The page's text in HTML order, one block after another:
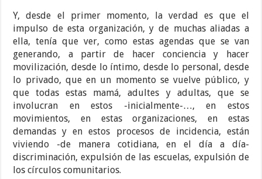
Y, desde el primer momento, la verdad es que el
impulso de esta organización, y de muchas aliadas a
ella, tenía que ver, como estas agendas que se van
generando, a partir de hacer conciencia y hacer
movilización, desde lo íntimo, desde lo personal, desde
lo privado, que en un momento se vuelve público, y
que todas estas mamá, adultes y adultas, que se
involucran en estos -inicialmente-…, en estos
movimientos, en estas organizaciones, en estas
demandas y en estos procesos de incidencia, están
viviendo -de manera cotidiana, en el día a día-
discriminación, expulsión de las escuelas, expulsión de
los círculos comunitarios.